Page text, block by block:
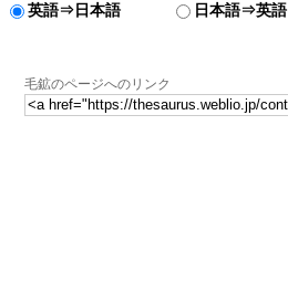
英語⇒日本語 日本語⇒英語
毛鉱のページへのリンク